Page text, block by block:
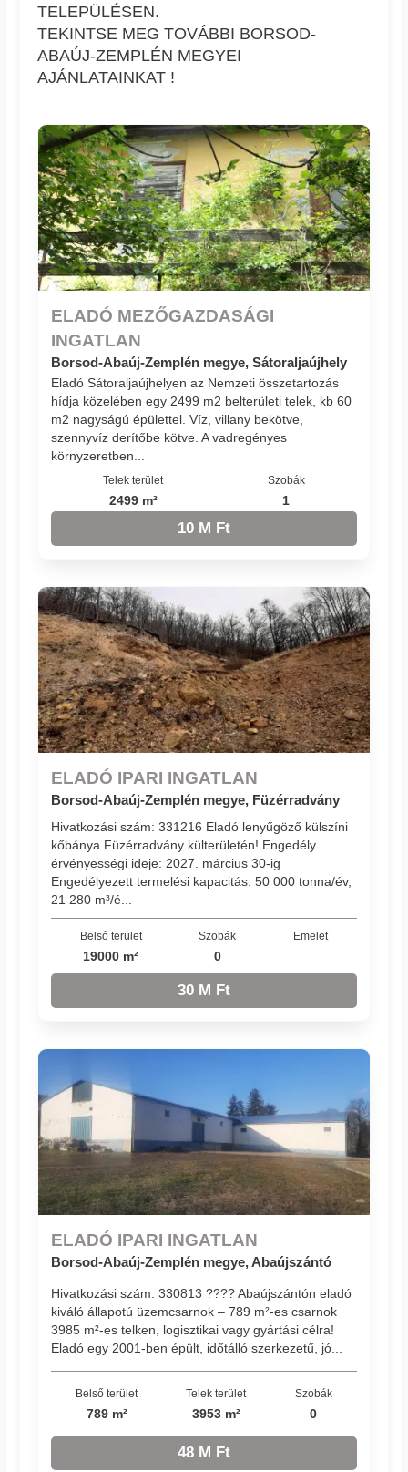
TELEPÜLÉSEN.
TEKINTSE MEG TOVÁBBI BORSOD-
ABAÚJ-ZEMPLÉN MEGYEI
AJÁNLATAINKAT !
ELADÓ MEZŐGAZDASÁGI
INGATLAN
Borsod-Abaúj-Zemplén megye, Sátoraljaújhely
Eladó Sátoraljaújhelyen az Nemzeti összetartozás
hídja közelében egy 2499 m2 belterületi telek, kb 60
m2 nagyságú épülettel. Víz, villany bekötve,
szennyvíz derítőbe kötve. A vadregényes
környzeretben...
Telek terület
2499 m²
Szobák
1
10 M Ft
ELADÓ IPARI INGATLAN
Borsod-Abaúj-Zemplén megye, Füzérradvány
Hivatkozási szám: 331216 Eladó lenyűgöző külszíni
kőbánya Füzérradvány külterületén! Engedély
érvényességi ideje: 2027. március 30-ig
Engedélyezett termelési kapacitás: 50 000 tonna/év,
21 280 m³/é...
Belső terület
19000 m²
Szobák
0
Emelet
30 M Ft
ELADÓ IPARI INGATLAN
Borsod-Abaúj-Zemplén megye, Abaújszántó
Hivatkozási szám: 330813 ???? Abaújszántón eladó
kiváló állapotú üzemcsarnok – 789 m²-es csarnok
3985 m²-es telken, logisztikai vagy gyártási célra!
Eladó egy 2001-ben épült, időtálló szerkezetű, jó...
Belső terület
789 m²
Telek terület
3953 m²
Szobák
0
48 M Ft